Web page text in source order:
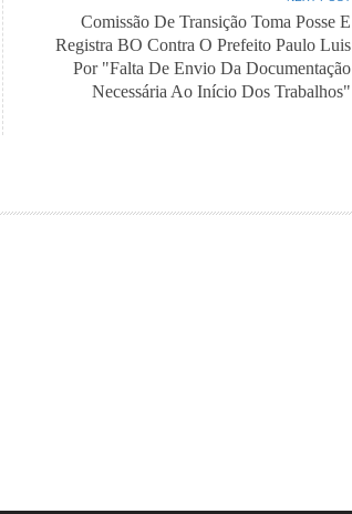
Comissão De Transição Toma Posse E
Registra BO Contra O Prefeito Paulo Luis
Por "falta De Envio Da Documentação
Necessária Ao Início Dos Trabalhos"